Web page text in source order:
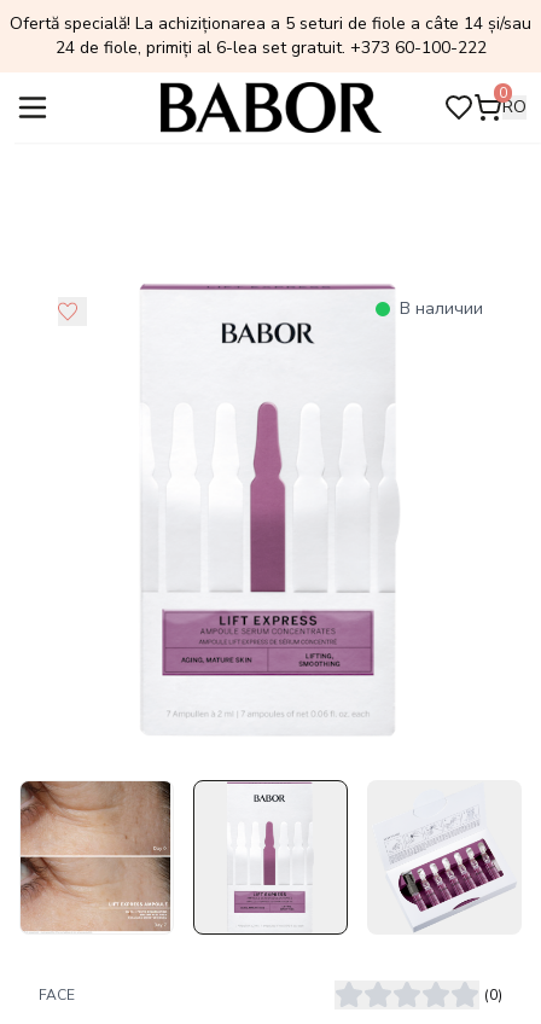
Ofertă specială! La achiziționarea a 5 seturi de fiole a câte 14 și/sau
24 de fiole, primiți al 6-lea set gratuit. +373 60-100-222
0
RO
В наличии
FACE (0)